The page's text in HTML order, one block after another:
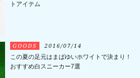
トアイテム
GOODS 2016/07/14
この夏の足元はまばゆいホワイトで決まり！
おすすめ白スニーカー7選